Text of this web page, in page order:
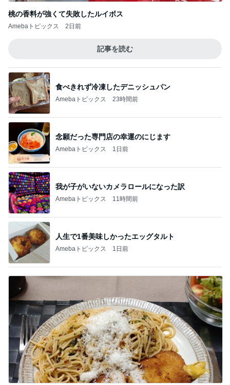
桃の香料が強くて失敗したルイボス
Amebaトピックス 2日前
記事を読む
食べきれず冷凍したデニッシュパン
Amebaトピックス 23時間前
念願だった専門店の幸運のにじます
Amebaトピックス 1日前
我が子がいないカメラロールになった訳
Amebaトピックス 11時間前
人生で1番美味しかったエッグタルト
Amebaトピックス 1日前